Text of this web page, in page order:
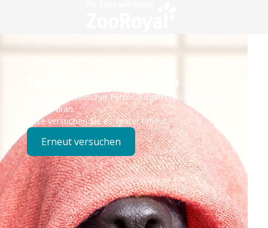
Technisches Problem
Es ist ein technischer Fehler aufgetreten – wir sind
bereits dran.
Bitte versuchen Sie es später erneut.
Erneut versuchen